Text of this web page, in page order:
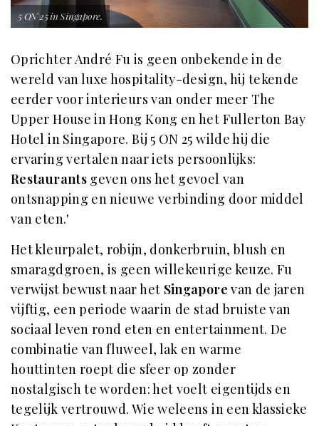
5 ON 25 in Singapore.
Oprichter André Fu is geen onbekende in de
wereld van luxe hospitality-design, hij tekende
eerder voor interieurs van onder meer The
Upper House in Hong Kong en het Fullerton Bay
Hotel in Singapore. Bij 5 ON 25 wilde hij die
ervaring vertalen naar iets persoonlijks:
Restaurantsgeven ons het gevoel van
ontsnapping en nieuwe verbinding door middel
van eten.'
Het kleurpalet, robijn, donkerbruin, blush en
smaragdgroen, is geen willekeurige keuze. Fu
verwijst bewust naar het Singapore van de jaren
vijftig, een periode waarin de stad bruiste van
sociaal leven rond eten en entertainment. De
combinatie van fluweel, lak en warme
houttinten roept die sfeer op zonder
nostalgisch te worden: het voelt eigentijds en
tegelijk vertrouwd. Wie weleens in een klassieke